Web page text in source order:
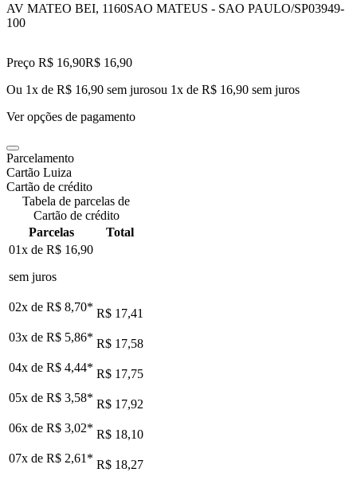
AV MATEO BEI, 1160SAO MATEUS - SAO PAULO/SP03949-
100
Preço R$ 16,90R$ 16,90
Ou 1x de R$ 16,90 sem jurosou 1x de R$ 16,90 sem juros
Ver opções de pagamento
Parcelamento
Cartão Luiza
Cartão de crédito
Tabela de parcelas de
Cartão de crédito
Parcelas
Total
01x de R$ 16,90
sem juros
02x de R$ 8,70* R$ 17,41
03x de R$ 5,86* R$ 17,58
04x de R$ 4,44* R$ 17,75
05x de R$ 3,58* R$ 17,92
06x de R$ 3,02* R$ 18,10
07x de R$ 2,61 * R$ 18,27